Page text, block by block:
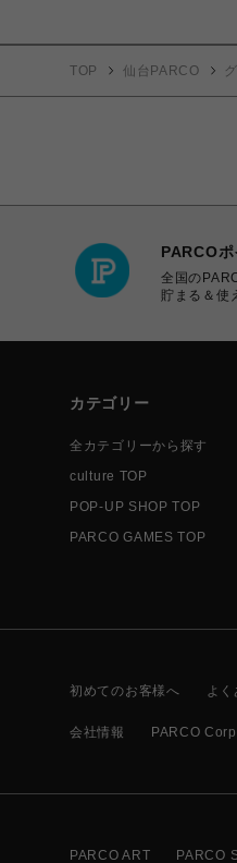
TOP 仙台PARCO
PARCOポ
全国の
貯まる＆使
カテゴリー
全カテゴリーから探す
culture TOP
POP-UP SHOP TOP
PARCO GAMES TOP
初めてのお客様へ よ
会社情報 PARCO
PARCO ART PARCO